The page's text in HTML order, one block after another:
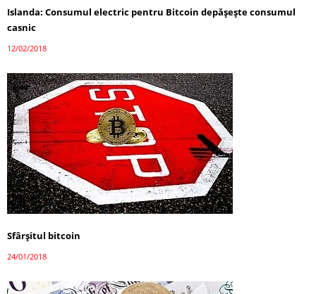
Islanda: Consumul electric pentru Bitcoin depășește consumul
casnic
12/02/2018
Sfârșitul bitcoin
24/01/2018